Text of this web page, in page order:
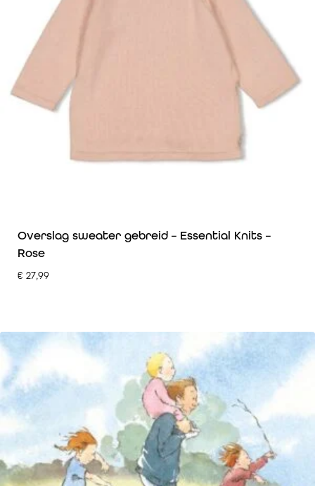
Overslag sweater gebreid – Essential Knits –
Rose
€ 27,99